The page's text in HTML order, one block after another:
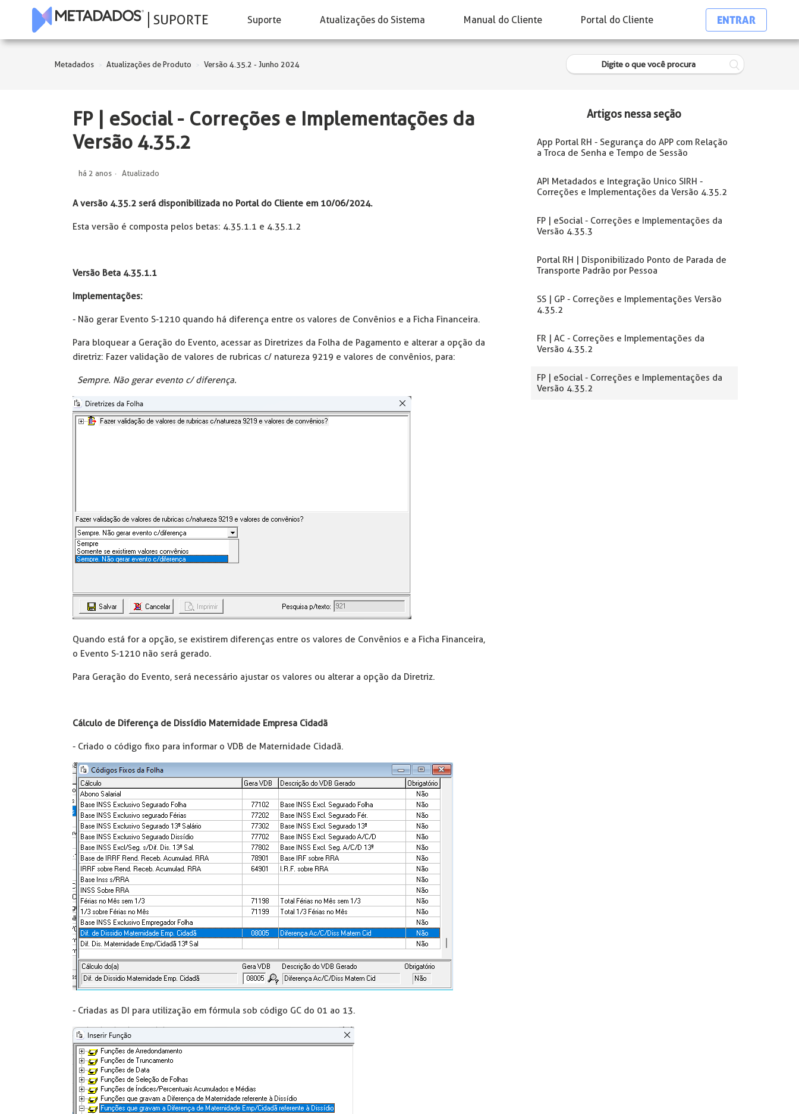
SUPORTE Suporte Atualizações do Sistema Manual do Cliente Portal do Cliente ENTRAR
Metadados Atualizações de Produto Versão 4.35.2 - Junho 2024
FP | eSocial - Correções e Implementações da
Versão 4.35.2
há 2 anos Atualizado
A versão 4.35.2 será disponibilizada no Portal do Cliente em 10/06/2024.
Esta versão é composta pelos betas: 4.35.1.1 e 4.35.1.2
Versão Beta 4.35.1.1
Implementações:
- Não gerar Evento S-1210 quando há diferença entre os valores de Convênios e a Ficha Financeira.
Para bloquear a Geração do Evento, acessar as Diretrizes da Folha de Pagamento e alterar a opção da
diretriz: Fazer validação de valores de rubricas c/ natureza 9219 e valores de convênios, para:
Sempre. Não gerar evento c/ diferença.
Quando está for a opção, se existirem diferenças entre os valores de Convênios e a Ficha Financeira,
o Evento S-1210 não será gerado.
Para Geração do Evento, será necessário ajustar os valores ou alterar a opção da Diretriz.
Cálculo de Diferença de Dissídio Maternidade Empresa Cidadã
- Criado o código fixo para informar o VDB de Maternidade Cidadã.
- Criadas as DI para utilização em fórmula sob código GC do 01 ao 13.
Artigos nessa seção
App Portal RH - Segurança do APP com Relação
a Troca de Senha e Tempo de Sessão
API Metadados e Integração Unico SIRH -
Correções e Implementações da Versão 4.35.2
FP | eSocial - Correções e Implementações da
Versão 4.35.3
Portal RH | Disponibilizado Ponto de Parada de
Transporte Padrão por Pessoa
SS | GP - Correções e Implementações Versão
4.35.2
FR | AC - Correções e Implementações da
Versão 4.35.2
FP | eSocial - Correções e Implementações da
Versão 4.35.2